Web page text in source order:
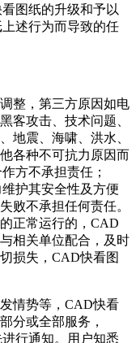
图纸的升级和予以
上述行为而导致的任
整，第三方原因如电
客攻击、技术问题、
地震、海啸、洪水、
各种不可抗力原因而
方不承担责任；
护其安全性及方便
败不承担任何责任。
正常运行的， CAD
相关单位配合，及时
损失， CAD快看图
情势等， CAD快看
分或全部服务，
行通知。用户知悉